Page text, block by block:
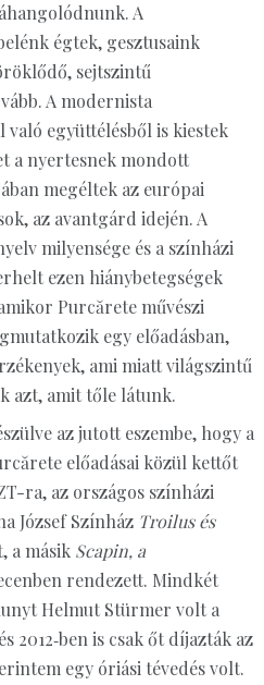
A
égtek, gesztusaink
sejtszintű
A modernista
együttélésből is kiestek
a nyertesnek mondott
megéltek az európai
az avantgárd idején. A
milyensége és a színházi
ezen hiánybetegségek
Purcărete művészi
egy előadásban,
ami miatt világszintű
azt, amit tőle látunk.
az jutott eszembe, hogy a
előadásai közül kettőt
ra, az országos színházi
József Színház Troilus és
a másik Scapin, a
rendezett. Mindkét
Helmut Stürmer volt a
2012‑ben is csak őt díjazták az
egy óriási tévedés volt.